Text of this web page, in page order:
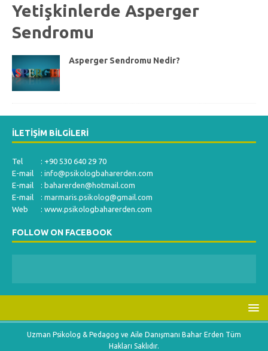
Yetişkinlerde Asperger
Sendromu
Asperger Sendromu Nedir?
İLETIŞIM BILGILERI
Tel : +90 530 640 29 70
E-mail : info@psikologbaharerden.com
E-mail : baharerden@hotmail.com
E-mail : marmaris.psikolog@gmail.com
Web : www.psikologbaharerden.com
FOLLOW ON FACEBOOK
Uzman Psikolog & Pedagog ve Aile Danışmanı Bahar Erden Tüm
Hakları Saklıdır.